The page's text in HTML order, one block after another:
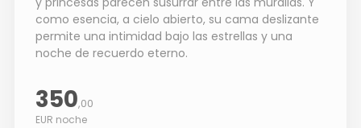
como esencia, a cielo abierto, su cama deslizante
permite una intimidad bajo las estrellas y una
noche de recuerdo eterno.
350,00
EUR noche